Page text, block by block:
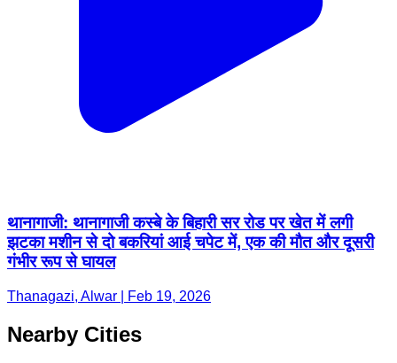
थानागाजी: थानागाजी कस्बे के बिहारी सर रोड पर खेत में लगी
झटका मशीन से दो बकरियां आई चपेट में, एक की मौत और दूसरी
गंभीर रूप से घायल
Thanagazi, Alwar | Feb 19, 2026
Nearby Cities